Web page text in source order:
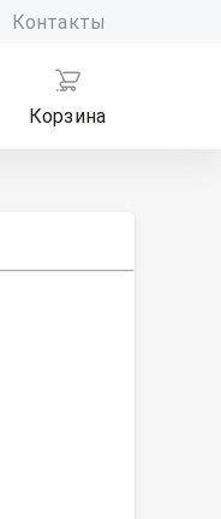
Контакты
Корзина